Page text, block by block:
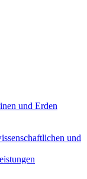
und Erden
und